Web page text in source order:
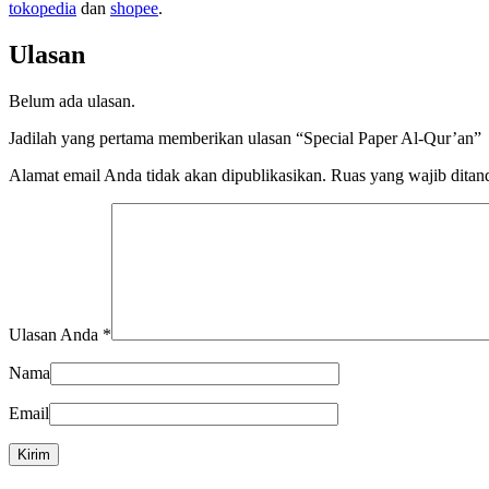
tokopedia dan shopee.
Ulasan
Belum ada ulasan.
Jadilah yang pertama memberikan ulasan “Special Paper Al-Qur’an”
Alamat email Anda tidak akan dipublikasikan. Ruas yang wajib
Ulasan Anda *
Nama
Email